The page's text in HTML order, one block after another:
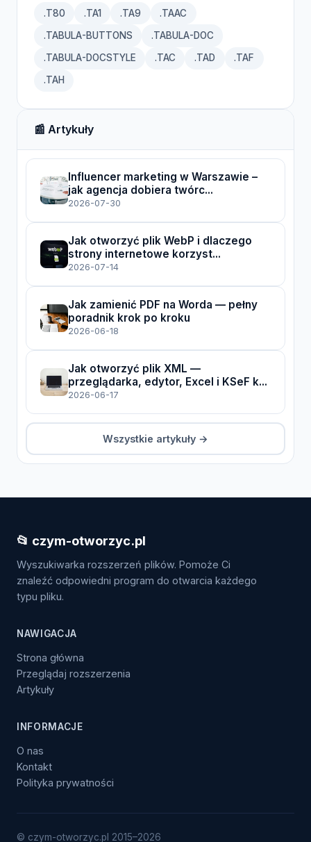
.T80 .TA1 .TA9 .TAAC
.TABULA-BUTTONS .TABULA-DOC
.TABULA-DOCSTYLE .TAC .TAD .TAF
.TAH
📰 Artykuły
Influencer marketing w Warszawie –
jak agencja dobiera twórc...
2026-07-30
Jak otworzyć plik WebP i dlaczego
strony internetowe korzyst...
2026-07-14
Jak zamienić PDF na Worda — pełny
poradnik krok po kroku
2026-06-18
Jak otworzyć plik XML —
przeglądarka, edytor, Excel i KSeF k...
2026-06-17
Wszystkie artykuły →
📂 czym-otworzyc.pl
Wyszukiwarka rozszerzeń plików. Pomoże Ci
znaleźć odpowiedni program do otwarcia każdego
typu pliku.
NAWIGACJA
Strona główna
Przeglądaj rozszerzenia
Artykuły
INFORMACJE
O nas
Kontakt
Polityka prywatności
© czym-otworzyc.pl 2015–2026